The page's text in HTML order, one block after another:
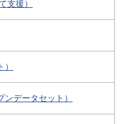
支援）
データセット）